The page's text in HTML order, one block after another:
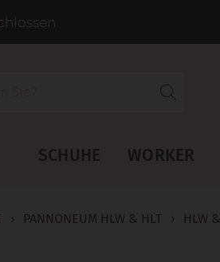
SCHUHE WORKER
› PANNONEUM HLW & HLT › HLW